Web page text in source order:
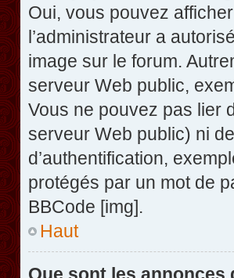
Oui, vous pouvez
l’administrateur a
image sur le forum.
serveur Web public,
Vous ne pouvez pas lier
serveur Web public) ni
d’authentification,
protégés par un mot de
BBCode [img].
Haut
Que sont les annonces